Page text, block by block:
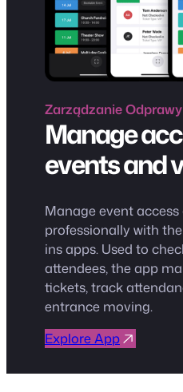
ZarządzanieOdprawy
Manage
events and
Manage event
professionally with
ins apps. Used to
attendees, the app
tickets, track
entrance moving.
Explore App